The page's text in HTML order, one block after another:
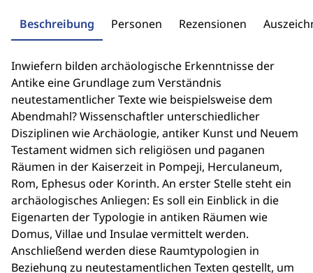
Beschreibung Personen Rezensionen
Inwiefern bilden archäologische Erkenntnisse der
Antike eine Grundlage zum Verständnis
neutestamentlicher Texte wie beispielsweise dem
Abendmahl? Wissenschaftler unterschiedlicher
Disziplinen wie Archäologie, antiker Kunst und Neuem
Testament widmen sich religiösen und paganen
Räumen in der Kaiserzeit in Pompeji, Herculaneum,
Rom, Ephesus oder Korinth. An erster Stelle steht ein
archäologisches Anliegen: Es soll ein Einblick in die
Eigenarten der Typologie in antiken Räumen wie
Domus, Villae und Insulae vermittelt werden.
Anschließend werden diese Raumtypologien in
Beziehung zu neutestamentlichen Texten gestellt, um